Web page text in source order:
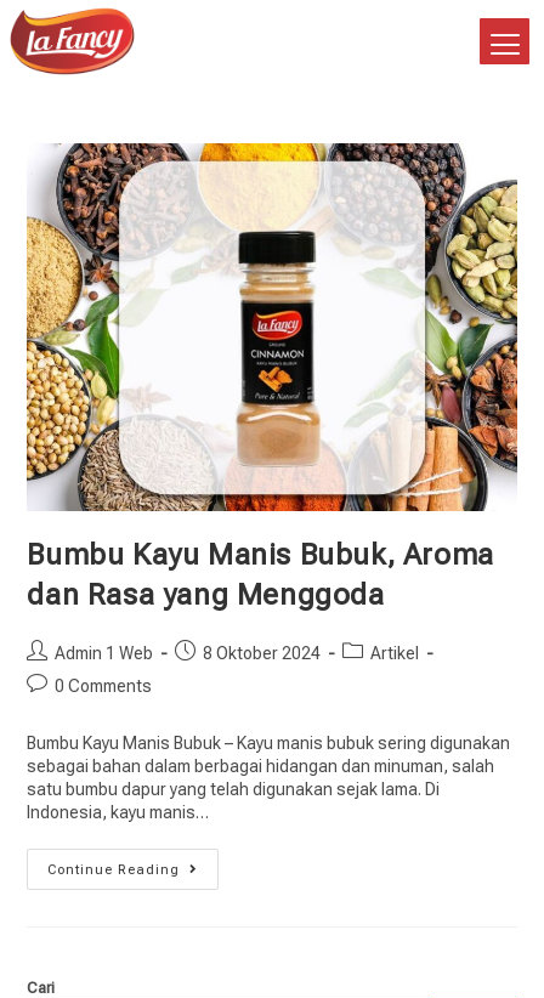
Bumbu Kayu Manis Bubuk, Aroma
dan Rasa yang Menggoda
Admin 1 Web 8 Oktober 2024
Artikel
0 Comments
Bumbu Kayu Manis Bubuk – Kayu manis bubuk sering digunakan
sebagai bahan dalam berbagai hidangan dan minuman, salah
satu bumbu dapur yang telah digunakan sejak lama. Di
Indonesia, kayu manis…
Continue Reading
Cari